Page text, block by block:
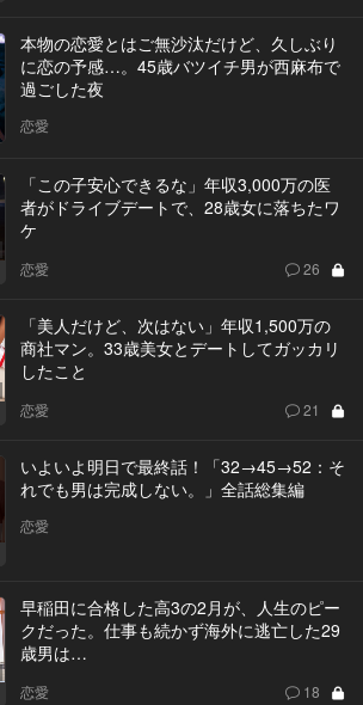
本物の恋愛とはご無沙汰だけど、久しぶり
に恋の予感…。45歳バツイチ男が西麻布で
過ごした夜
恋愛
「この子安心できるな」年収3,000万の医
者がドライブデートで、28歳女に落ちたワ
ケ
恋愛 26
「美人だけど、次はない」年収1,500万の
商社マン。33歳美女とデートしてガッカリ
したこと
恋愛 21
いよいよ明日で最終話！「32→45→52：そ
れでも男は完成しない。」全話総集編
恋愛
早稲田に合格した高3の2月が、人生のピー
クだった。仕事も続かず海外に逃亡した29
歳男は…
恋愛 18